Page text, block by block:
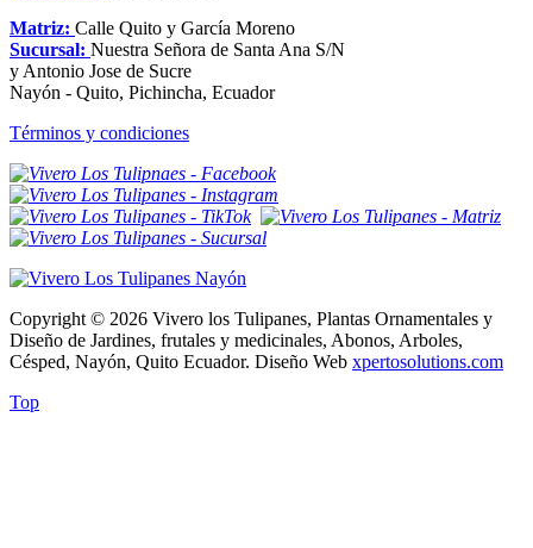
Matriz: Calle Quito y García Moreno
Sucursal: Nuestra Señora de Santa Ana S/N
y Antonio Jose de Sucre
Nayón - Quito, Pichincha, Ecuador
Términos y condiciones
Copyright © 2026 Vivero los Tulipanes, Plantas Ornamentales y
Diseño de Jardines, frutales y medicinales, Abonos, Arboles,
Césped, Nayón, Quito Ecuador. Diseño Web xpertosolutions.com
Top